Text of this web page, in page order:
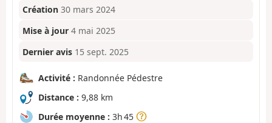
Création 30 mars 2024
Mise à jour 4 mai 2025
Dernier avis 15 sept. 2025
Activité : Randonnée Pédestre
Distance : 9,88 km
Durée moyenne : 3h 45